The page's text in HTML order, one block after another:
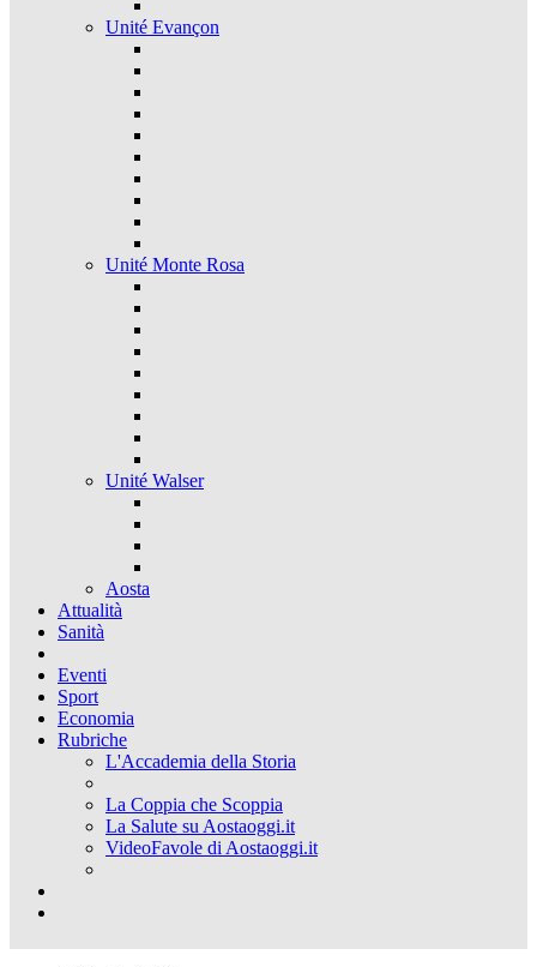
Unité Evançon
Unité Monte Rosa
Unité Walser
Aosta
Attualità
Sanità
Eventi
Sport
Economia
Rubriche
L'Accademia della Storia
La Coppia che Scoppia
La Salute su Aostaoggi.it
VideoFavole di Aostaoggi.it